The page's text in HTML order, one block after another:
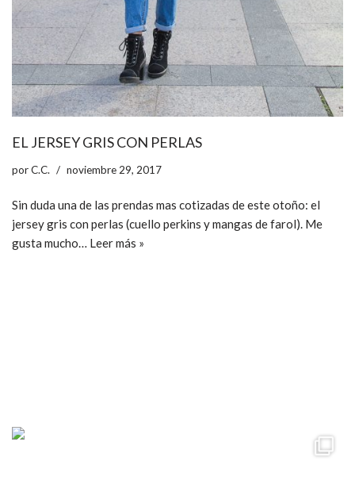
EL JERSEY GRIS CON PERLAS
porC.C. noviembre 29, 2017
Sin duda una de las prendas mas cotizadas de este otoño: el
jersey gris con perlas (cuello perkins y mangas de farol). Me
gusta mucho… Leer más »